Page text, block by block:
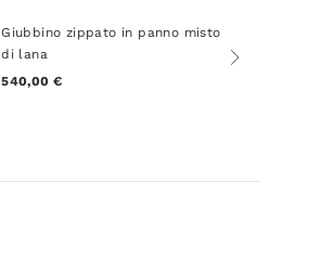
Giubbino zippato in panno misto
di lana
540,00 €